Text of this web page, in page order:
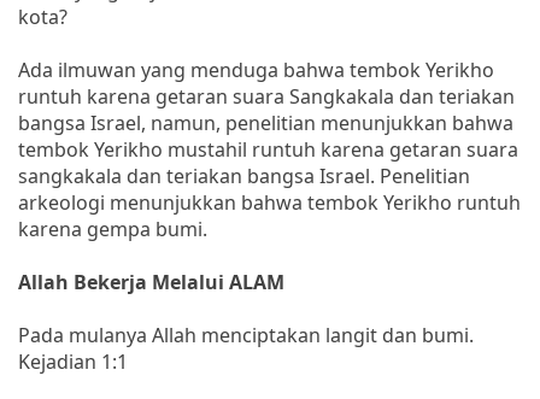
kota?
Ada ilmuwan yang menduga bahwa tembok Yerikho
runtuh karena getaran suara Sangkakala dan teriakan
bangsa Israel, namun, penelitian menunjukkan bahwa
tembok Yerikho mustahil runtuh karena getaran suara
sangkakala dan teriakan bangsa Israel. Penelitian
arkeologi menunjukkan bahwa tembok Yerikho runtuh
karena gempa bumi.
Allah Bekerja Melalui ALAM
Pada mulanya Allah menciptakan langit dan bumi.
Kejadian 1:1